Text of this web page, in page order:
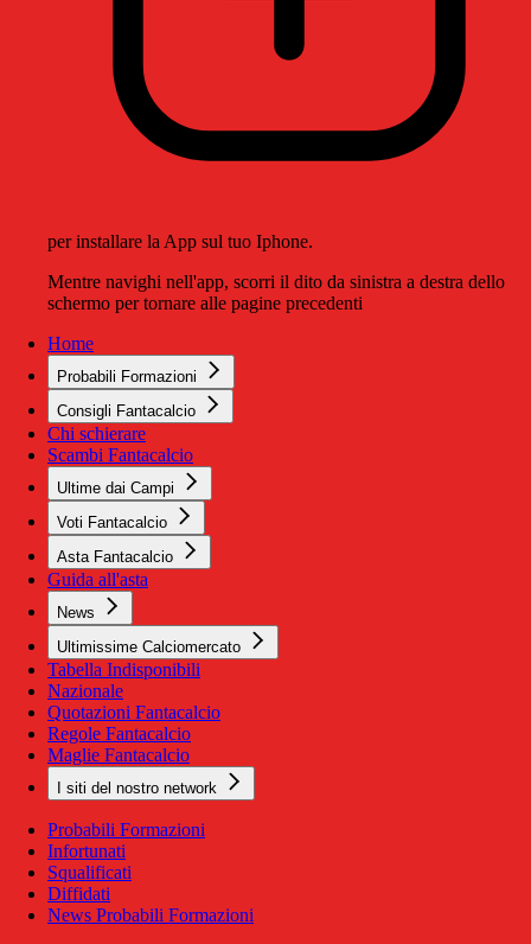
per installare la App sul tuo Iphone.
Mentre navighi nell'app, scorri il dito da sinistra a destra dello
schermo per tornare alle pagine precedenti
Home
Probabili Formazioni
Consigli Fantacalcio
Chi schierare
Scambi Fantacalcio
Ultime dai Campi
Voti Fantacalcio
Asta Fantacalcio
Guida all'asta
News
Ultimissime Calciomercato
Tabella Indisponibili
Nazionale
Quotazioni Fantacalcio
Regole Fantacalcio
Maglie Fantacalcio
I siti del nostro network
Probabili Formazioni
Infortunati
Squalificati
Diffidati
News Probabili Formazioni